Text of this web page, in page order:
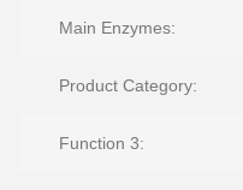
Main Enzymes:
Product Category:
Function 3: